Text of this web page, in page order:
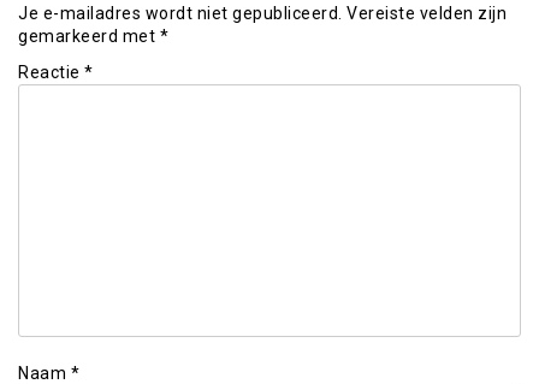
Je e-mailadres wordt niet gepubliceerd. Vereiste velden zijn
gemarkeerd met *
Reactie *
Naam *